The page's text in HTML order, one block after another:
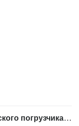
Дифференциал для телескопического погрузчика JCB 541-70